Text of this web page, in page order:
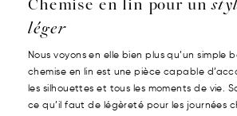
léger
Nous voyons en elle bien plus qu’un simple
chemise en lin est une pièce capable
les silhouettes et tous les moments de vie.
ce qu’il faut de légèreté pour les journées